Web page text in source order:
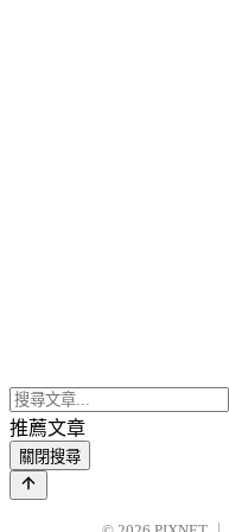
推薦文章
關閉搜尋